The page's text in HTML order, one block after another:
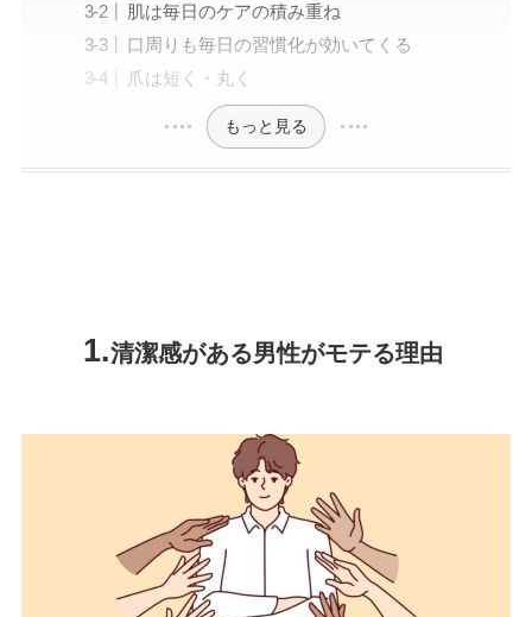
肌は毎日のケアの積み重ね
口周りも毎日の習慣化が効いてくる
爪は短く・丸く
もっと見る
清潔感がある男性がモテる理由